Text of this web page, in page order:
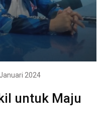
2024
untuk Maju